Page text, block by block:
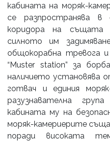
кабината на моряк-
се разпространява
коридора на същата
силното им
общокорабна тревога
“Muster station” за
наличието установява
готвач и единия
разузнавателна
кабината му на
моряк-камериерите
поради високата